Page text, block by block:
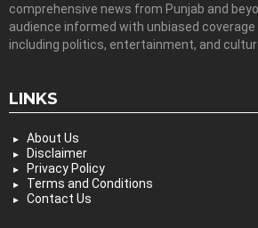
comprehensive news from Punjab and
audience informed with unbiased
including politics, entertainment, and
LINKS
About Us
Disclaimer
Privacy Policy
Terms and Conditions
Contact Us